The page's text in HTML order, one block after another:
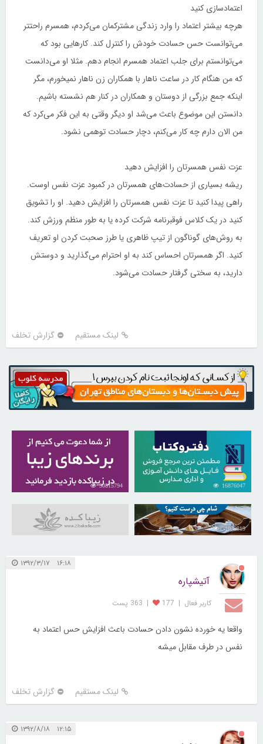
اعتمادسازی کنید
هرچه بیشتر اعتماد را وارد زندگی مشترکمان می‌کردم، همسرم راحتتر
می‌توانست حس حسادت خودش را کنترل کند. کارهایی بود که
می‌توانستم برای جلب اعتماد همسرم انجام دهم. مثلا او می‌دانست
که من هنگام کار در ساعت ناهار با همکاران زن ناهار نمیخورم، مگر
اینکه جمع بزرگی از دوستان و همکاران در کنار هم نشسته باشیم.
دانستن این موضوع باعث می‌شد او دیگر وقتی به این فکر می‌کرد که
من الان دارم چه کار می‌کنم، دچار حسادت توهمی نشود.
عزت نفس همسرتان را افزایش دهید
ریشه بسیاری از حسادت‌های همسرتان در کمبود عزت نفس اوست.
راهی پیدا کنید تا عزت نفس همسرتان را افزایش دهید. او را تشویق
کنید در یک کلاس فوقبرنامه شرکت کرده یا به طور منظم ورزش کند.
به روش‌های گوناگون از تیپ ظاهری یا طرز صحبت کردن او تعریف
کنید. اگر همسرتان احساس کند به او احترام می‌گذارید و دوستش
دارید، به سختی گرفتار حسادت می‌شود.
لینک مستقیم گزارش تخلف
16876047
30815794
31039819
۱۶:۱۸ ۱۳۹۲/۳/۱۷
آتیشپاره
کاربر فعال |
177
| 363 پست
واقعا یه خورده نشون دادن حسادت باعث افزایش حس اعتماد به
نفس در طرف مقابل میشه
لینک مستقیم گزارش تخلف
۱۲:۱۵ ۱۳۹۲/۸/۱۸